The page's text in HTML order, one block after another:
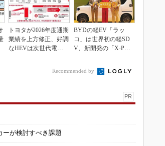
トヨタが2026年度通期
業績を上方修正、好調
なHEVは次世代電池
BYDの軽EV「ラッ
コ」は世界初の軽SD
V、新開発の「X-PAC
Recommended by
PR
ーが検討すべき課題